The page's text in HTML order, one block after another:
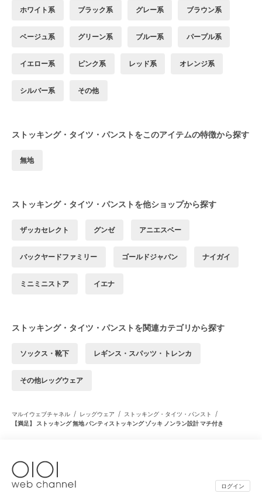
ホワイト系 ブラック系 グレー系 ブラウン系
ベージュ系 グリーン系 ブルー系 パープル系
イエロー系 ピンク系 レッド系 オレンジ系
シルバー系 その他
ストッキング・タイツ・パンストをこのアイテムの特徴から探す
無地
ストッキング・タイツ・パンストを他ショップから探す
ザッカセレクト グンゼ アニエスベー
バックヤードファミリー ゴールドジャパン ナイガイ
ミニミニストア イエナ
ストッキング・タイツ・パンストを関連カテゴリから探す
ソックス・靴下 レギンス・スパッツ・トレンカ
その他レッグウェア
マルイウェブチャネル / レッグウェア / ストッキング・タイツ・パンスト /
【満足】 ストッキング 無地 パンティストッキング ゾッキ ノンラン設計 マチ付き
ログイン